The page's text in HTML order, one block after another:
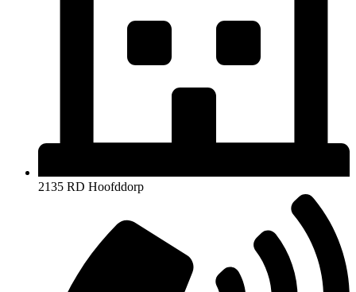
2135 RD Hoofddorp